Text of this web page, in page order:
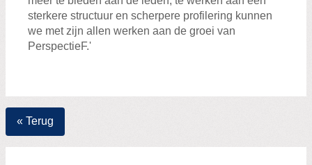
sterkere structuur en scherpere profilering kunnen
we met zijn allen werken aan de groei van
PerspectieF.'
« Terug